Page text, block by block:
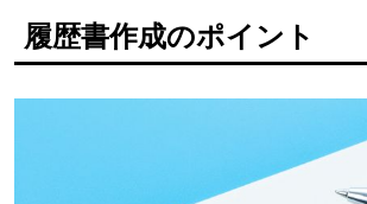
履歴書作成のポイント